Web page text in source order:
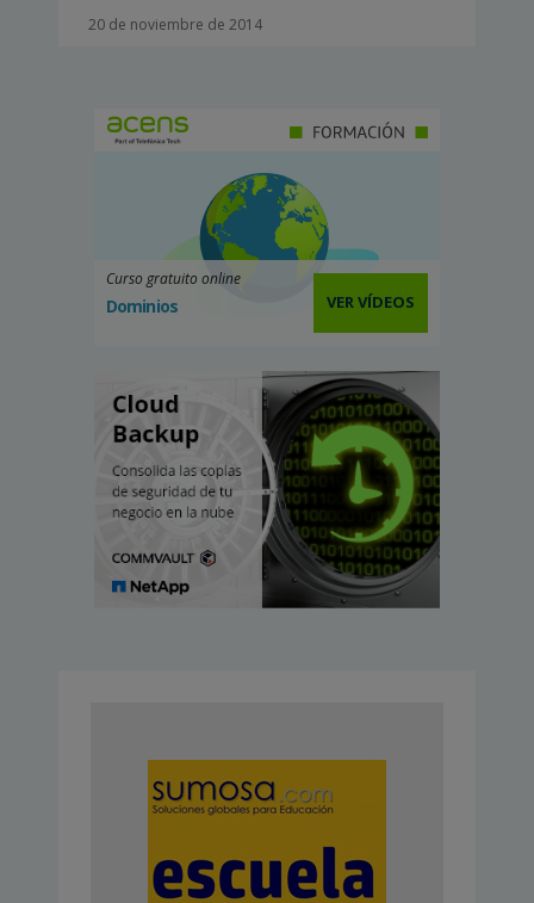
20 de noviembre de 2014
Curso gratuito online
Dominios VER VÍDEOS